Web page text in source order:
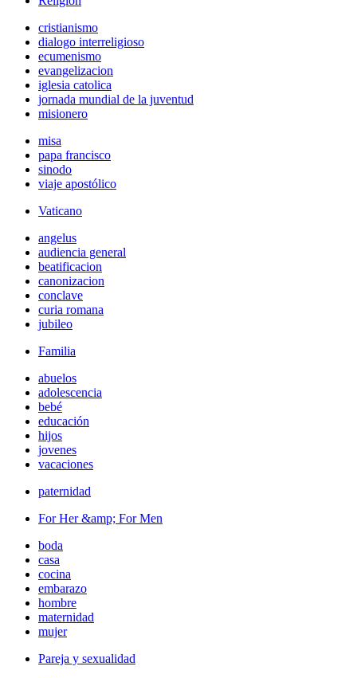
cristianismo
dialogo interreligioso
ecumenismo
evangelizacion
iglesia catolica
jornada mundial de la juventud
misionero
misa
papa francisco
sinodo
viaje apostólico
Vaticano
angelus
audiencia general
beatificacion
canonizacion
conclave
curia romana
jubileo
Familia
abuelos
adolescencia
bebé
educación
hijos
jovenes
vacaciones
paternidad
For Her &amp; For Men
boda
casa
cocina
embarazo
hombre
maternidad
mujer
Pareja y sexualidad